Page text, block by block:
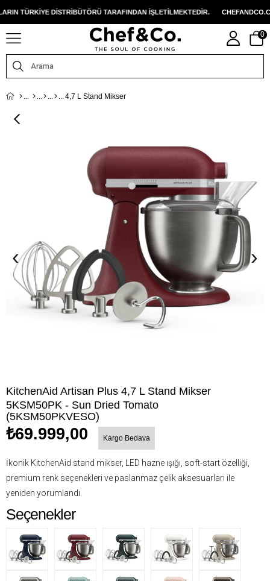
DISTRIBÜTÖRÜ TARAFINDAN IŞLETILMEKTEDIR. CHEFANDCO.COM,
0
4,7 L Stand Mikser
‹ ›
KitchenAid Artisan Plus 4,7 L Stand Mikser
5KSM50PK - Sun Dried Tomato
(5KSM50PKVESO)
₺69.999,00 Kargo Bedava
İkonik KitchenAid stand mikser, LED hazne ışığı, soft-start özelliği,
premium renk seçenekleri ve paslanmaz çelik aksesuarları ile
yeniden yorumlandı.
Seçenekler
Tükendi